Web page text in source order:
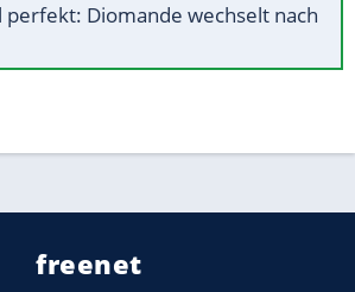
perfekt: Diomande wechselt nach
freenet